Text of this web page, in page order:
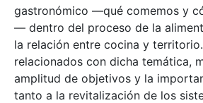
gastronómico —qué comemos y
— dentro del proceso de la
la relación entre cocina y
relacionados con dicha temática,
amplitud de objetivos y la
tanto a la revitalización de los